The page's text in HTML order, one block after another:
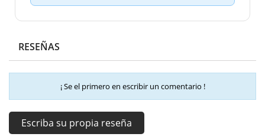
RESEÑAS
¡ Se el primero en escribir un comentario !
Escriba su propia reseña